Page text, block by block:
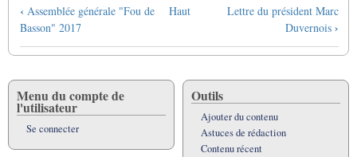
Liens
transversaux
de
livre
pour
Journal-
Lettre
d'info
‹ Assemblée générale "Fou de
Basson" 2017
Haut
Lettre du président Marc
Duvernois ›
Menu du compte de
l'utilisateur
Se connecter
Outils
Ajouter du contenu
Astuces de rédaction
Contenu récent